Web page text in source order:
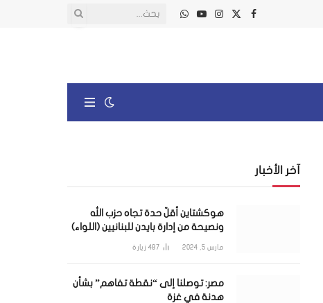
فيسبوك
X
الانستغرام
يوتيوبواتساب
آخر الأخبار
هوكشتاين أقلّ حدة تجاه حزب الله
ونصيحة من إدارة بايدن للبنانيين (اللواء)
مارس 5, 2024 487 زيارة
مصر: توصلنا إلى “نقطة تفاهم” بشأن
هدنة في غزة